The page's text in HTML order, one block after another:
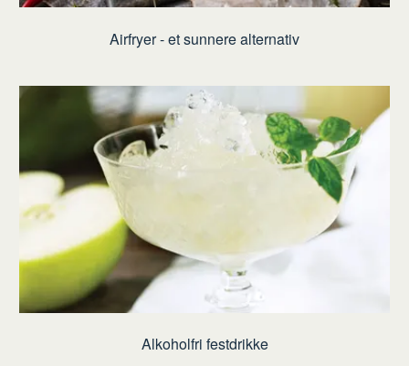
Airfryer - et sunnere alternativ
Alkoholfri festdrikke